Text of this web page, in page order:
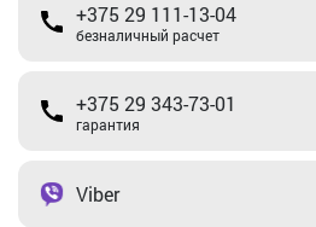
+375 29 111-13-04
безналичный расчет
+375 29 343-73-01
гарантия
Viber